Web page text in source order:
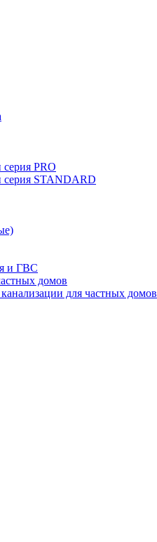
PRO
STANDARD
и ГВС
домов
для частных домов